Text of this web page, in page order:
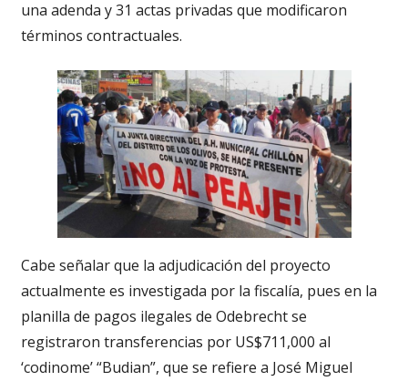
una adenda y 31 actas privadas que modificaron
términos contractuales.
Cabe señalar que la adjudicación del proyecto
actualmente es investigada por la fiscalía, pues en la
planilla de pagos ilegales de Odebrecht se
registraron transferencias por US$711,000 al
‘codinome’ “Budian”, que se refiere a José Miguel